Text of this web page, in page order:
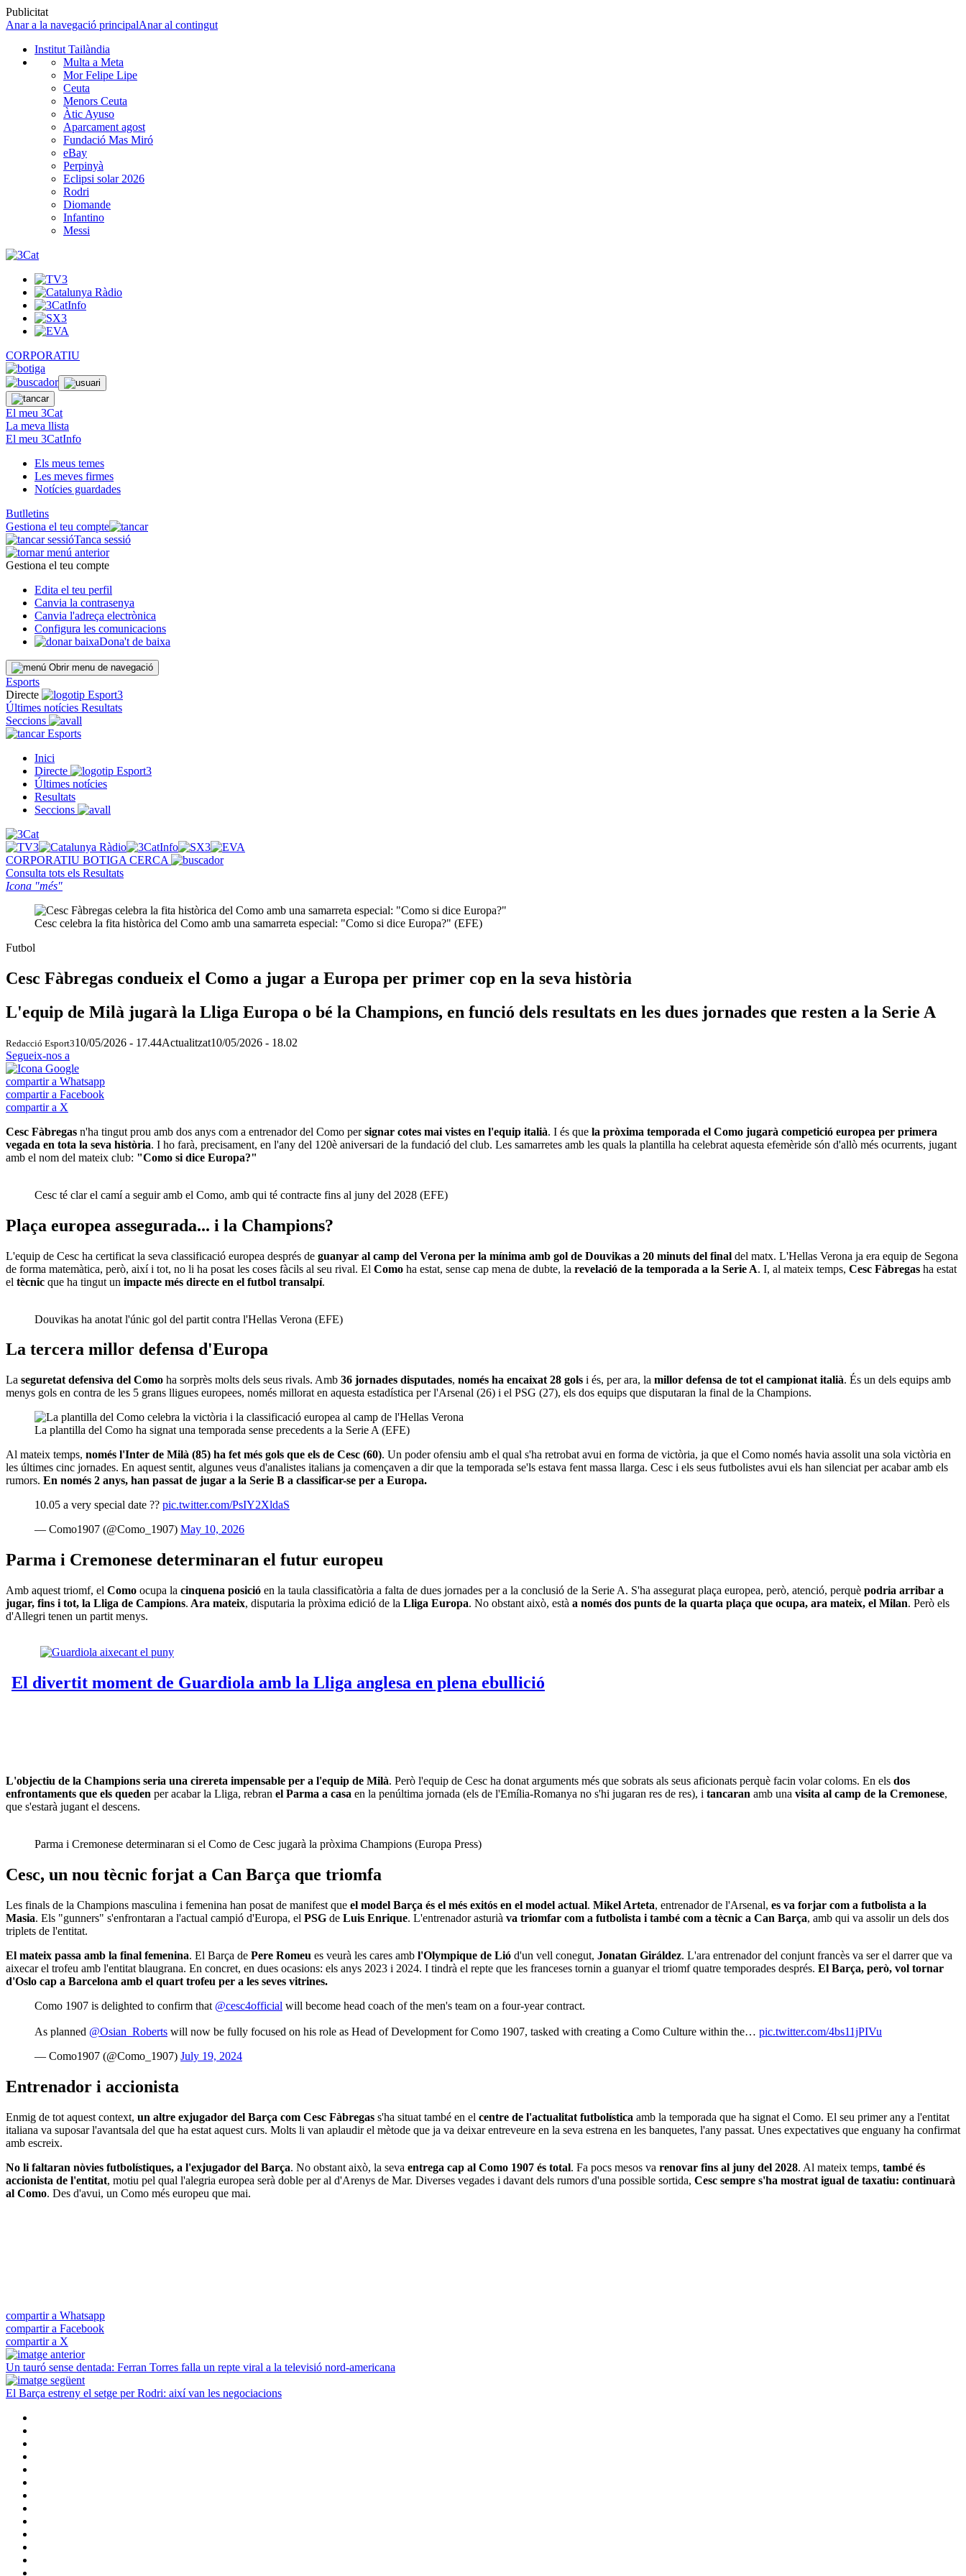
Publicitat
Anar a la navegació principalAnar al contingut
Institut Tailàndia
Multa a Meta
Mor Felipe Lipe
Ceuta
Menors Ceuta
Àtic Ayuso
Aparcament agost
Fundació Mas Miró
eBay
Perpinyà
Eclipsi solar 2026
Rodri
Diomande
Infantino
Messi
CORPORATIU
El meu 3Cat
La meva llista
El meu 3CatInfo
Els meus temes
Les meves firmes
Notícies guardades
Butlletins
Gestiona el teu compte
Tanca sessió
Gestiona el teu compte
Edita el teu perfil
Canvia la contrasenya
Canvia l'adreça electrònica
Configura les comunicacions
Dona't de baixa
Obrir menu de navegació
Esports
Directe
Últimes notícies Resultats
Seccions
Esports
Inici
Directe
Últimes notícies
Resultats
Seccions
CORPORATIU BOTIGA CERCA
Consulta tots els Resultats
Icona "més"
Cesc celebra la fita històrica del Como amb una samarreta especial: "Como si dice Europa?" (EFE)
Futbol
Cesc Fàbregas condueix el Como a jugar a Europa per primer cop en la seva història
L'equip de Milà jugarà la Lliga Europa o bé la Champions, en funció dels resultats en les dues jornades que resten a la Serie A
Redacció Esport310/05/2026 - 17.44Actualitzat10/05/2026 - 18.02
Segueix-nos a
compartir a Whatsapp
compartir a Facebook
compartir a X
Cesc Fàbregas n'ha tingut prou amb dos anys com a entrenador del Como persignar cotes mai vistes en l'equip italià. I és que la pròxima temporada el Como jugarà competició europea per primera
vegada en tota la seva història. I ho farà, precisament, en l'any del 120è aniversari de la fundació del club. Les samarretes amb les quals la plantilla ha celebrat aquesta efemèride són d'allò més ocurrents, jugant
amb el nom del mateix club: "Como si dice Europa?"
Cesc té clar el camí a seguir amb el Como, amb qui té contracte fins al juny del 2028 (EFE)
Plaça europea assegurada... i la Champions?
L'equip de Cesc ha certificat la seva classificació europea després de guanyar al camp del Verona per la mínima amb gol de Douvikas a 20 minuts del final del matx. L'Hellas Verona ja era equip de Segona
de forma matemàtica, però, així i tot, no li ha posat les coses fàcils al seu rival. El Como ha estat, sense cap mena de dubte, la revelació de la temporada a la Serie A. I, al mateix temps, Cesc Fàbregas ha estat
el tècnic que ha tingut un impacte més directe en el futbol transalpí.
Douvikas ha anotat l'únic gol del partit contra l'Hellas Verona (EFE)
La tercera millor defensa d'Europa
La seguretat defensiva del Como ha sorprès molts dels seus rivals. Amb 36 jornades disputades, només ha encaixat 28 gols i és, per ara, la millor defensa de tot el campionat italià. És un dels equips amb
menys gols en contra de les 5 grans lligues europees, només millorat en aquesta estadística per l'Arsenal (26) i el PSG (27), els dos equips que disputaran la final de la Champions.
La plantilla del Como ha signat una temporada sense precedents a la Serie A (EFE)
Al mateix temps, només l'Inter de Milà (85) ha fet més gols que els de Cesc (60). Un poder ofensiu amb el qual s'ha retrobat avui en forma de victòria, ja que el Como només havia assolit una sola victòria en
les últimes cinc jornades. En aquest sentit, algunes veus d'analistes italians ja començaven a dir que la temporada se'ls estava fent massa llarga. Cesc i els seus futbolistes avui els han silenciat per acabar amb els
rumors. En només 2 anys, han passat de jugar a la Serie B a classificar-se per a Europa.
10.05 a very special date ?? pic.twitter.com/PsIY2XldaS
— Como1907 (@Como_1907) May 10, 2026
Parma i Cremonese determinaran el futur europeu
Amb aquest triomf, el Como ocupa la cinquena posició en la taula classificatòria a falta de dues jornades per a la conclusió de la Serie A. S'ha assegurat plaça europea, però, atenció, perquè podria arribar a
jugar, fins i tot, la Lliga de Campions. Ara mateix, disputaria la pròxima edició de la Lliga Europa. No obstant això, està a només dos punts de la quarta plaça que ocupa, ara mateix, el Milan. Però els
d'Allegri tenen un partit menys.
L'objectiu de la Champions seria una cirereta impensable per a l'equip de Milà. Però l'equip de Cesc ha donat arguments més que sobrats als seus aficionats perquè facin volar coloms. En els dos
enfrontaments que els queden per acabar la Lliga, rebran el Parma a casa en la penúltima jornada (els de l'Emília-Romanya no s'hi jugaran res de res), i tancaran amb una visita al camp de la Cremonese,
que s'estarà jugant el descens.
Parma i Cremonese determinaran si el Como de Cesc jugarà la pròxima Champions (Europa Press)
Cesc, un nou tècnic forjat a Can Barça que triomfa
Les finals de la Champions masculina i femenina han posat de manifest que el model Barça és el més exitós en el model actual. Mikel Arteta, entrenador de l'Arsenal, es va forjar com a futbolista a la
Masia. Els "gunners" s'enfrontaran a l'actual campió d'Europa, el PSG de Luis Enrique. L'entrenador asturià va triomfar com a futbolista i també com a tècnic a Can Barça, amb qui va assolir un dels dos
triplets de l'entitat.
El mateix passa amb la final femenina. El Barça de Pere Romeu es veurà les cares amb l'Olympique de Lió d'un vell conegut, Jonatan Giráldez. L'ara entrenador del conjunt francès va ser el darrer que va
aixecar el trofeu amb l'entitat blaugrana. En concret, en dues ocasions: els anys 2023 i 2024. I tindrà el repte que les franceses tornin a guanyar el triomf quatre temporades després. El Barça, però, vol tornar
d'Oslo cap a Barcelona amb el quart trofeu per a les seves vitrines.
Como 1907 is delighted to confirm that @cesc4official will become head coach of the men's team on a four-year contract.
As planned @Osian_Roberts will now be fully focused on his role as Head of Development for Como 1907, tasked with creating a Como Culture within the… pic.twitter.com/4bs11jPIVu
— Como1907 (@Como_1907) July 19, 2024
Entrenador i accionista
Enmig de tot aquest context, un altre exjugador del Barça com Cesc Fàbregas s'ha situat també en el centre de l'actualitat futbolística amb la temporada que ha signat el Como. El seu primer any a l'entitat
italiana va suposar l'avantsala del que ha estat aquest curs. Molts li van aplaudir el mètode que ja va deixar entreveure en la seva estrena en les banquetes, l'any passat. Unes expectatives que enguany ha confirmat
amb escreix.
No li faltaran nòvies futbolístiques, a l'exjugador del Barça. No obstant això, la seva entrega cap al Como 1907 és total. Fa pocs mesos va renovar fins al juny del 2028. Al mateix temps, també és
accionista de l'entitat, motiu pel qual l'alegria europea serà doble per al d'Arenys de Mar. Diverses vegades i davant dels rumors d'una possible sortida, Cesc sempre s'ha mostrat igual de taxatiu: continuarà
al Como. Des d'avui, un Como més europeu que mai.
compartir a Whatsapp
compartir a Facebook
compartir a X
Un tauró sense dentada: Ferran Torres falla un repte viral a la televisió nord-americana
El Barça estreny el setge per Rodri: així van les negociacions